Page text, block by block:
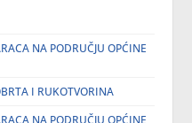
NA PODRUČJU OPĆINE
I RUKOTVORINA
NA PODRUČJU OPĆINE